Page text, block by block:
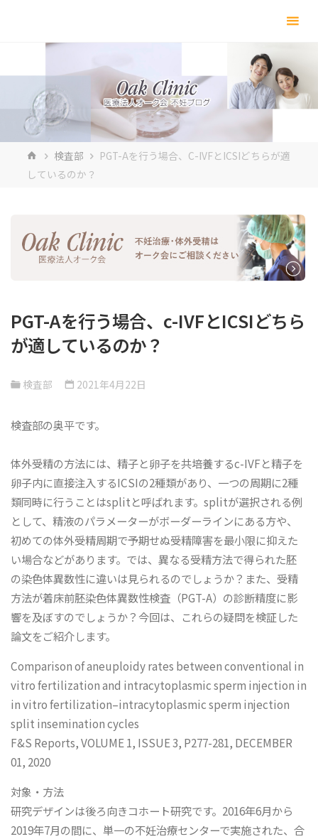
キ
ホ
ー
検査部
PGT-Aを行う場合、C-IVFとICSIどちらが適
しているのか？
PGT-Aを行う場合、c-IVFとICSIどちら
が適しているのか？
検査部 2021年4月22日
検査部の奥平です。
体外受精の方法には、精子と卵子を共培養するc-IVFと精子を
卵子内に直接注入するICSIの2種類があり、一つの周期に2種
類同時に行うことはsplitと呼ばれます。splitが選択される例
として、精液のパラメーターがボーダーラインにある方や、
初めての体外受精周期で予期せぬ受精障害を最小限に抑えた
い場合などがあります。では、異なる受精方法で得られた胚
の染色体異数性に違いは見られるのでしょうか？また、受精
方法が着床前胚染色体異数性検査（PGT-A）の診断精度に影
響を及ぼすのでしょうか？今回は、これらの疑問を検証した
論文をご紹介します。
Comparison of aneuploidy rates between conventional in
vitro fertilization and intracytoplasmic sperm injection in
in vitro fertilization–intracytoplasmic sperm injection
split insemination cycles
F&S Reports, VOLUME 1, ISSUE 3, P277-281, DECEMBER
01, 2020
対象・方法
研究デザインは後ろ向きコホート研究です。2016年6月から
2019年7月の間に、単一の不妊治療センターで実施された、合